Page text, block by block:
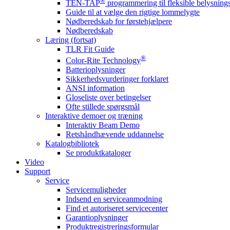
TEN-TAP
programmering til fleksible
Guide til at vælge den rigtige lommelygte
Nødberedskab for førstehjælpere
Nødberedskab
Læring (fortsat)
TLR Fit Guide
Color-Rite Technology®
Batterioplysninger
Sikkerhedsvurderinger forklaret
ANSI information
Gloseliste over betingelser
Ofte stillede spørgsmål
Interaktive demoer og træning
Interaktiv Beam Demo
Retshåndhævende uddannelse
Katalogbibliotek
Se produktkataloger
Video
Support
Service
Servicemuligheder
Indsend en serviceanmodning
Find et autoriseret servicecenter
Garantioplysninger
Produktregistreringsformular